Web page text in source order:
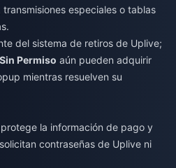
especiales o tablas
del sistema de retiros de Uplive;
Sin Permiso aún pueden adquirir
mientras resuelven su
la información de pago y
contraseñas de Uplive ni